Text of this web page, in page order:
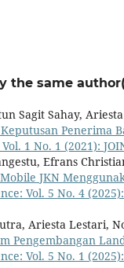
the same
Sagit Sahay,
Penerima
1 No. 1 (2021):
Efrans
JKN
Vol. 5 No. 4
Ariesta Lestari,
Pengembangan
Vol. 5 No. 1